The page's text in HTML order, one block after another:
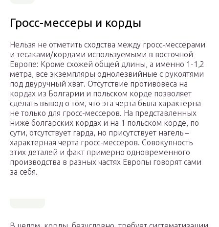
Гросс-мессеры и корды
Нельзя не отметить сходства между гросс-мессерами
и тесаками/кордами используемыми в восточной
Европе: Кроме схожей общей длины, а именно 1-1,2
метра, все экземпляры однолезвийные с рукоятями
под двуручный хват. Отсутствие противовеса на
кордах из Болгарии и польском корде позволяет
сделать вывод о том, что эта черта была характерна
не только для гросс-мессеров. На представленных
ниже болгарских кордах и на 1 польском корде, по
сути, отсутствует гарда, но присутствует нагель –
характерная черта гросс-мессеров. Совокупность
этих деталей и факт примерно одновременного
производства в разных частях Европы говорят сами
за себя.